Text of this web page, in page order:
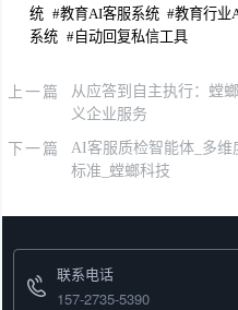
统 #教育AI客服系统 #教育行业
系统 #自动回复私信工具
上一篇
从应答到自主执行：螳
义企业服务
下一篇
AI客服质检智能体_多
标准_螳螂科技
联系电话
157-2735-5390